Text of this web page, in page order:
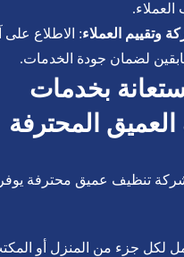
وتقييم العملاء: الاطلاع على
لضمان جودة الخدمات.
بخدمات
العميق المحترفة
شركة تنظيف عميق محترفة يوفر
لكل جزء من المنزل أو